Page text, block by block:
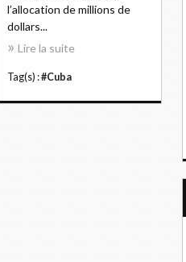
l’allocation de millions de
dollars...
Lire la suite
Tag(s) :#Cuba